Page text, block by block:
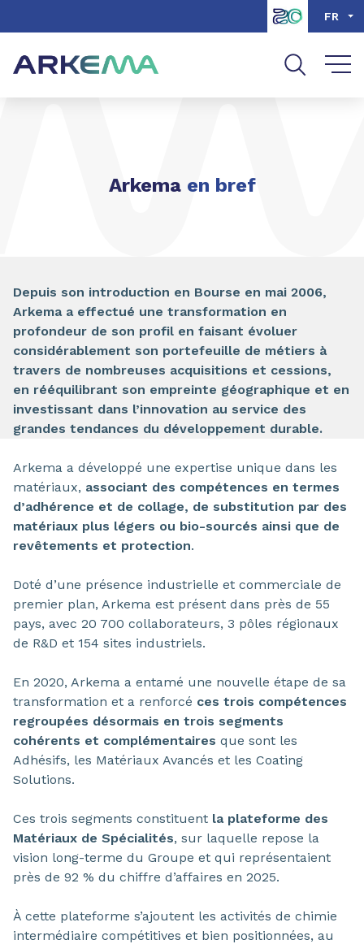
Aller à la recherche
FR
Arkema en bref
Depuis son introduction en Bourse en mai 2006,
Arkema a effectué une transformation en
profondeur de son profil en faisant évoluer
considérablement son portefeuille de métiers à
travers de nombreuses acquisitions et cessions,
en rééquilibrant son empreinte géographique et en
investissant dans l’innovation au service des
grandes tendances du développement durable.
Arkema a développé une expertise unique dans les
matériaux, associant des compétences en termes
d’adhérence et de collage, de substitution par des
matériaux plus légers ou bio-sourcés ainsi que de
revêtements et protection.
Doté d’une présence industrielle et commerciale de
premier plan, Arkema est présent dans près de 55
pays, avec 20 700 collaborateurs, 3 pôles régionaux
de R&D et 154 sites industriels.
En 2020, Arkema a entamé une nouvelle étape de sa
transformation et a renforcé ces trois compétences
regroupées désormais en trois segments
cohérents et complémentaires que sont les
Adhésifs, les Matériaux Avancés et les Coating
Solutions.
Ces trois segments constituent la plateforme des
Matériaux de Spécialités, sur laquelle repose la
vision long-terme du Groupe et qui représentaient
près de 92 % du chiffre d’affaires en 2025.
À cette plateforme s’ajoutent les activités de chimie
intermédiaire compétitives et bien positionnées, au